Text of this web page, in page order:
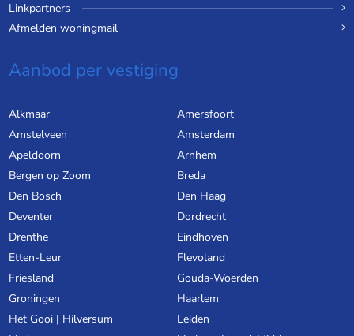
Linkpartners
Afmelden woningmail
Aanbod per vestiging
Alkmaar
Amersfoort
Amstelveen
Amsterdam
Apeldoorn
Arnhem
Bergen op Zoom
Breda
Den Bosch
Den Haag
Deventer
Dordrecht
Drenthe
Eindhoven
Etten-Leur
Flevoland
Friesland
Gouda-Woerden
Groningen
Haarlem
Het Gooi | Hilversum
Leiden